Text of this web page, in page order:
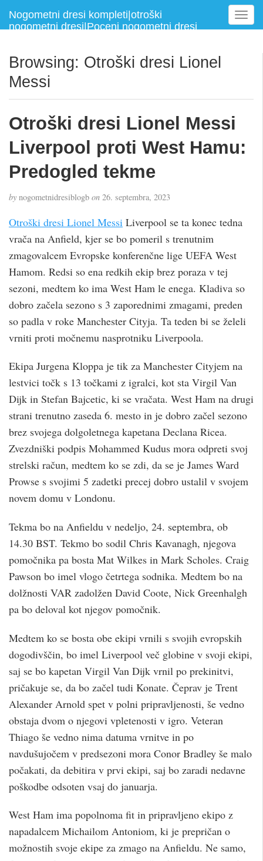
Nogometni dresi kompleti|otroški
nogometni dresi|Poceni nogometni dresi
T
o
g
Browsing: Otroški dresi Lionel
Messi
Otroški dresi Lionel Messi
Liverpool proti West Hamu:
Predogled tekme
by nogometnidresiblogb on 26. septembra, 2023
Otroški dresi Lionel Messi Liverpool se ta konec tedna
vrača na Anfield, kjer se bo pomeril s trenutnim
zmagovalcem Evropske konferenčne lige UEFA West
Hamom. Redsi so ena redkih ekip brez poraza v tej
sezoni, medtem ko ima West Ham le enega. Kladiva so
dobro začela sezono s 3 zaporednimi zmagami, preden
so padla v roke Manchester Cityja. Ta teden bi se želeli
vrniti proti močnemu nasprotniku Liverpoola.
Ekipa Jurgena Kloppa je tik za Manchester Cityjem na
lestvici točk s 13 točkami z igralci, kot sta Virgil Van
Dijk in Stefan Bajcetic, ki se vračata. West Ham na drugi
strani trenutno zaseda 6. mesto in je dobro začel sezono
brez svojega dolgoletnega kapetana Declana Ricea.
Zvezdniški podpis Mohammed Kudus mora odpreti svoj
strelski račun, medtem ko se zdi, da se je James Ward
Prowse s svojimi 5 zadetki precej dobro ustalil v svojem
novem domu v Londonu.
Tekma bo na Anfieldu v nedeljo, 24. septembra, ob
14.30 BST. Tekmo bo sodil Chris Kavanagh, njegova
pomočnika pa bosta Mat Wilkes in Mark Scholes. Craig
Pawson bo imel vlogo četrtega sodnika. Medtem bo na
dolžnosti VAR zadolžen David Coote, Nick Greenhalgh
pa bo deloval kot njegov pomočnik.
Medtem ko se bosta obe ekipi vrnili s svojih evropskih
dogodivščin, bo imel Liverpool več globine v svoji ekipi,
saj se bo kapetan Virgil Van Dijk vrnil po prekinitvi,
pričakuje se, da bo začel tudi Konate. Čeprav je Trent
Alexander Arnold spet v polni pripravljenosti, še vedno
obstaja dvom o njegovi vpletenosti v igro. Veteran
Thiago še vedno nima datuma vrnitve in po
navdušujočem v predsezoni mora Conor Bradley še malo
počakati, da debitira v prvi ekipi, saj bo zaradi nedavne
poškodbe odsoten vsaj do januarja.
West Ham ima popolnoma fit in pripravljeno ekipo z
napadalcem Michailom Antoniom, ki je prepričan o
možnostih svoje ekipe za zmago na Anfieldu. Ne samo,